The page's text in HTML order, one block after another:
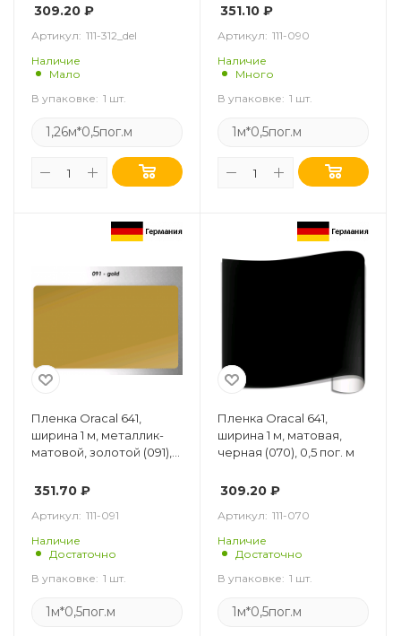
309.20 ₽
Артикул: 111-312_del
Наличие
Мало
В упаковке: 1 шт.
1,26м*0,5пог.м
351.10 ₽
Артикул: 111-090
Наличие
Много
В упаковке: 1 шт.
1м*0,5пог.м
Пленка Oracal 641,
ширина 1 м, металлик-
матовой, золотой (091),
351.70 ₽
Артикул: 111-091
Наличие
Достаточно
В упаковке: 1 шт.
1м*0,5пог.м
Пленка Oracal 641,
ширина 1 м, матовая,
черная (070), 0,5 пог. м
309.20 ₽
Артикул: 111-070
Наличие
Достаточно
В упаковке: 1 шт.
1м*0,5пог.м